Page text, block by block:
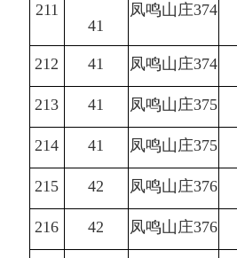
211
41
凤鸣山庄374
212 41 凤鸣山庄374
213 41 凤鸣山庄375
214 41 凤鸣山庄375
215 42 凤鸣山庄376
216 42 凤鸣山庄376